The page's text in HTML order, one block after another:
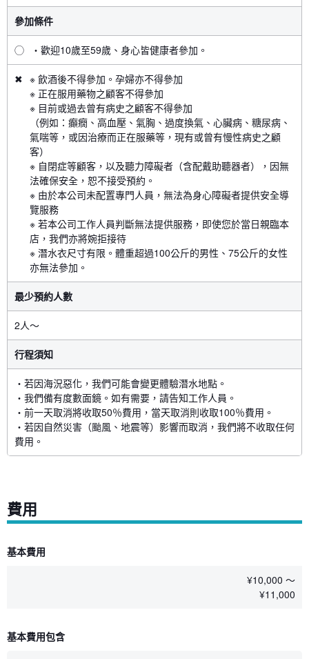
參加條件
◯ ・歡迎10歲至59歲、身心皆健康者參加。
✖ ※ 飲酒後不得參加。孕婦亦不得參加
※ 正在服用藥物之顧客不得參加
※ 目前或過去曾有病史之顧客不得參加
（例如：癲癇、高血壓、氣胸、過度換氣、心臟病、糖尿病、
氣喘等，或因治療而正在服藥等，現有或曾有慢性病史之顧
客）
※ 自閉症等顧客，以及聽力障礙者（含配戴助聽器者），因無
法確保安全，恕不接受預約。
※ 由於本公司未配置專門人員，無法為身心障礙者提供安全導
覽服務
※ 若本公司工作人員判斷無法提供服務，即使您於當日親臨本
店，我們亦將婉拒接待
※ 潛水衣尺寸有限。體重超過100公斤的男性、75公斤的女性
亦無法參加。
最少預約人數
2人〜
行程須知
・若因海況惡化，我們可能會變更體驗潛水地點。
・我們備有度數面鏡。如有需要，請告知工作人員。
・前一天取消將收取50％費用，當天取消則收取100％費用。
・若因自然災害（颱風、地震等）影響而取消，我們將不收取任何
費用。
費用
基本費用
¥10,000 〜
¥11,000
基本費用包含